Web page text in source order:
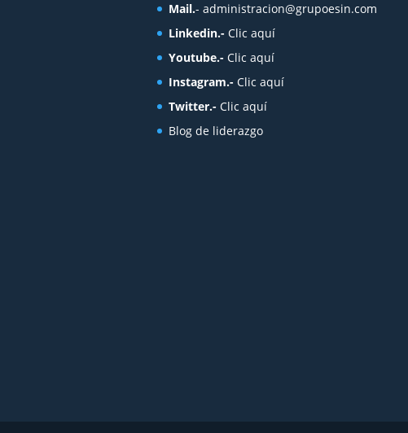
Mail.- administracion@grupoesin.com
Linkedin.- Clic aquí
Youtube.- Clic aquí
Instagram.- Clic aquí
Twitter.- Clic aquí
Blog de liderazgo